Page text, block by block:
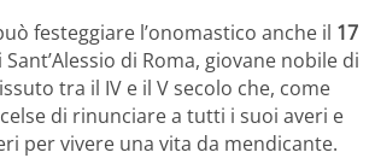
festeggiare l’onomastico anche il 17
di Roma, giovane nobile di
tra il IV e il V secolo che, come
di rinunciare a tutti i suoi averi e
per vivere una vita da mendicante.